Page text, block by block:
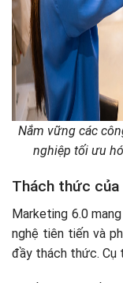
Nắm vững các
nghiệp tối ưu
Thách thức
Marketing 6.0
nghệ tiên tiến và
đầy thách thức. Cụ